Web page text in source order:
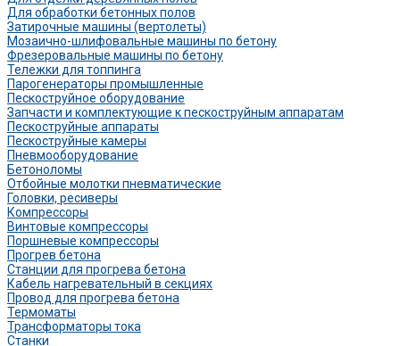
Для обработки бетонных полов
Затирочные машины (вертолеты)
Мозаично-шлифовальные машины по бетону
Фрезеровальные машины по бетону
Тележки для топпинга
Парогенераторы промышленные
Пескоструйное оборудование
Запчасти и комплектующие к пескоструйным аппаратам
Пескоструйные аппараты
Пескоструйные камеры
Пневмооборудование
Бетоноломы
Отбойные молотки пневматические
Головки, ресиверы
Компрессоры
Винтовые компрессоры
Поршневые компрессоры
Прогрев бетона
Станции для прогрева бетона
Кабель нагревательный в секциях
Провод для прогрева бетона
Термоматы
Трансформаторы тока
Станки